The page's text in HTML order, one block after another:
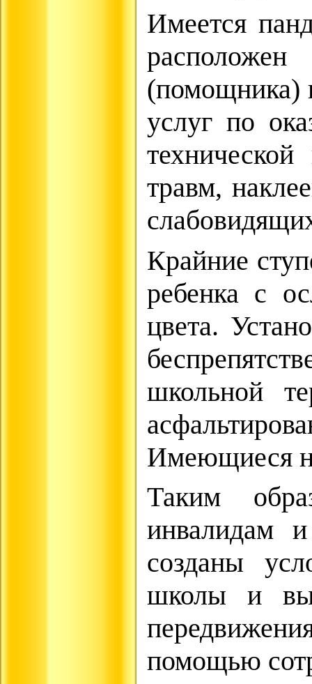
Имеется
(помощника)
услуг по
травм,
Крайние
ребенка с
цвета.
школьной
Имеющиеся
Таким
инвалидам
созданы
школы и
помощью